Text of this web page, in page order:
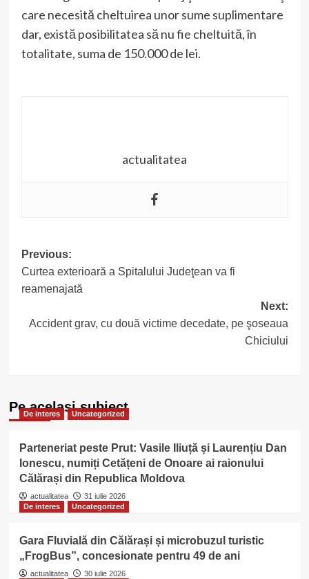
care necesită cheltuirea unor sume suplimentare
dar, există posibilitatea să nu fie cheltuită, în
totalitate, suma de 150.000 de lei.
actualitatea
Post
navigation
Previous:
Curtea exterioară a Spitalului Judeţean va fi
reamenajată
Next:
Accident grav, cu două victime decedate, pe şoseaua
Chiciului
Pe acelasi subiect
De interes Uncategorized
Parteneriat peste Prut: Vasile Iliuță și Laurențiu Dan
Ionescu, numiți Cetățeni de Onoare ai raionului
Călărași din Republica Moldova
actualitatea
31 iulie 2026
De interes
Uncategorized
Gara Fluvială din Călărași și microbuzul turistic
„FrogBus”, concesionate pentru 49 de ani
actualitatea
30 iulie 2026